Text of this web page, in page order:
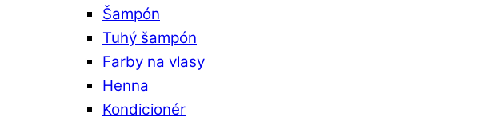
Šampón
Tuhý šampón
Farby na vlasy
Henna
Kondicionér